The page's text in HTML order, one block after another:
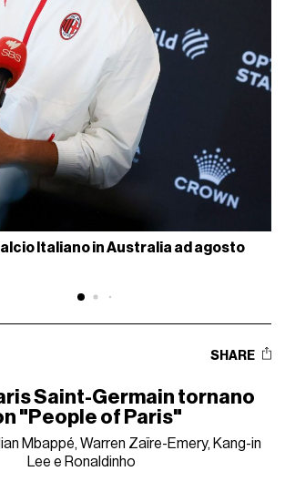
Italiano in Australia ad agosto
SHARE
Saint-Germain tornano
"People of Paris"
Mbappé, Warren Zaïre-Emery, Kang-in
Lee e Ronaldinho